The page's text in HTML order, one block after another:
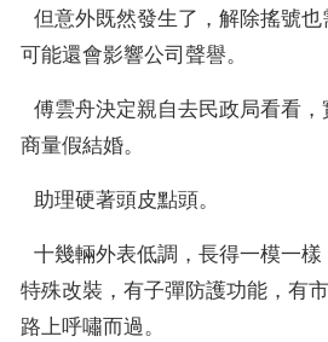
可能還會影響公司聲譽。
商量假結婚。
  助理硬著頭皮點頭。
特殊改裝，有子彈防護功能，有
路上呼嘯而過。